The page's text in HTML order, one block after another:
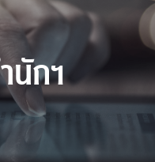
นักฯ